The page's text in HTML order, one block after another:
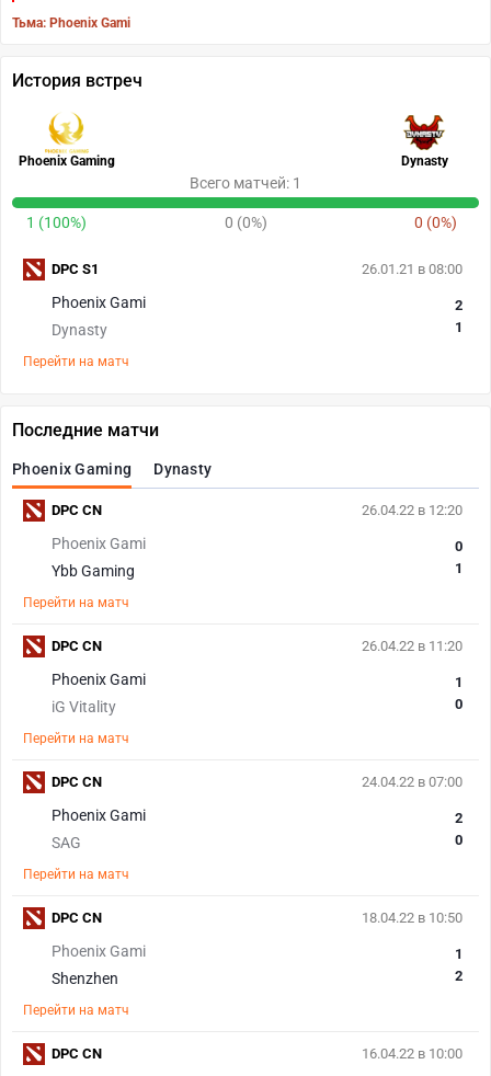
Тьма: Phoenix Gami
История встреч
Phoenix Gaming Dynasty
Всего матчей: 1
1 (100%) 0 (0%) 0 (0%)
26.01.21 в 08:00
Phoenix Gami
Dynasty
2
1
Перейти на матч
DPC S1
Последние матчи
Phoenix Gaming Dynasty
26.04.22 в 12:20
Phoenix Gami
Ybb Gaming
0
1
Перейти на матч
DPC CN
26.04.22 в 11:20
Phoenix Gami
iG Vitality
1
0
Перейти на матч
DPC CN
24.04.22 в 07:00
Phoenix Gami
SAG
2
0
Перейти на матч
DPC CN
18.04.22 в 10:50
Phoenix Gami
Shenzhen
1
2
Перейти на матч
DPC CN
16.04.22 в 10:00
DPC CN